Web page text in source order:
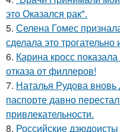
это Оказался рак".
5. Селена Гомес
сделала это трогательно
6. Карина кросс
отказа от филлеров!
7. Наталья Рудова
паспорте давно
привлекательности.
8. Российские